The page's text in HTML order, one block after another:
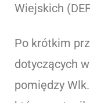
Wiejskich
Po krótkim
dotyczących
pomiędzy